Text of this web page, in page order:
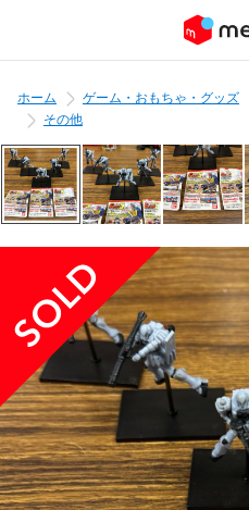
ホーム ゲーム・おもちゃ・グッズ
その他